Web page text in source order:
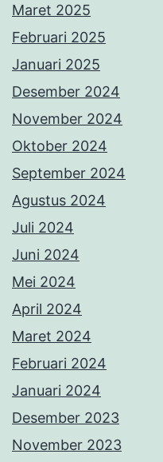
Maret 2025
Februari 2025
Januari 2025
Desember 2024
November 2024
Oktober 2024
September 2024
Agustus 2024
Juli 2024
Juni 2024
Mei 2024
April 2024
Maret 2024
Februari 2024
Januari 2024
Desember 2023
November 2023